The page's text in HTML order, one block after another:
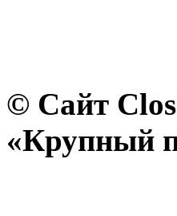
© Сайт
«Крупный